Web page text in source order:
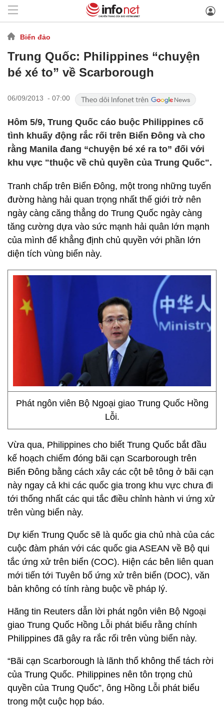
Biển đảo
Trung Quốc: Philippines “chuyện
bé xé to” về Scarborough
06/09/2013 - 07:00
Hôm 5/9, Trung Quốc cáo buộc Philippines cố
tình khuấy động rắc rối trên Biển Đông và cho
rằng Manila đang “chuyện bé xé ra to” đối với
khu vực "thuộc về chủ quyền của Trung Quốc".
Tranh chấp trên Biển Đông, một trong những tuyến
đường hàng hải quan trọng nhất thế giới trở nên
ngày càng căng thẳng do Trung Quốc ngày càng
tăng cường dựa vào sức mạnh hải quân lớn mạnh
của mình để khẳng định chủ quyền với phần lớn
diện tích vùng biển này.
Phát ngôn viên Bộ Ngoại giao Trung Quốc Hồng
Lỗi.
Vừa qua, Philippines cho biết Trung Quốc bắt đầu
kế hoạch chiếm đóng bãi cạn Scarborough trên
Biển Đông bằng cách xây các cột bê tông ở bãi cạn
này ngay cả khi các quốc gia trong khu vực chưa đi
tới thống nhất các qui tắc điều chỉnh hành vi ứng xử
trên vùng biển này.
Dự kiến Trung Quốc sẽ là quốc gia chủ nhà của các
cuộc đàm phán với các quốc gia ASEAN về Bộ qui
tắc ứng xử trên biển (COC). Hiện các bên liên quan
mới tiến tới Tuyên bố ứng xử trên biển (DOC), văn
bản không có tính ràng buộc về pháp lý.
Hãng tin Reuters dẫn lời phát ngôn viên Bộ Ngoại
giao Trung Quốc Hồng Lỗi phát biểu rằng chính
Philippines đã gây ra rắc rối trên vùng biển này.
“Bãi cạn Scarborough là lãnh thổ không thể tách rời
của Trung Quốc. Philippines nên tôn trọng chủ
quyền của Trung Quốc”, ông Hồng Lỗi phát biểu
trong một cuộc họp báo.